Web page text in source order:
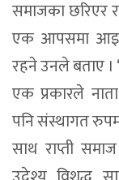
समाजका छरिएर
एक आपसमा
रहने उनले बताए ।
एक प्रकारले
पनि संस्थागत
साथ राप्ती